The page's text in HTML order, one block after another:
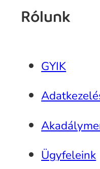
Rólunk
GYIK
Ügyfeleink